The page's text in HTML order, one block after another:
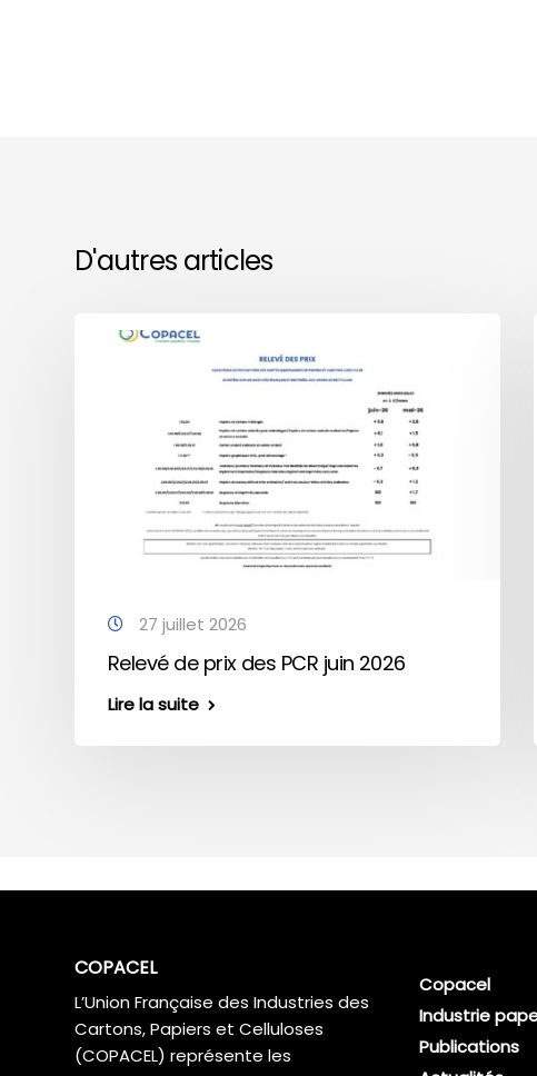
D'autres articles
27 juillet 2026
Relevé de prix des PCR juin 2026
Lire la suite
COPACEL
L’Union Française des Industries des
Cartons, Papiers et Celluloses
(COPACEL) représente les
Copacel
Industrie
Publications